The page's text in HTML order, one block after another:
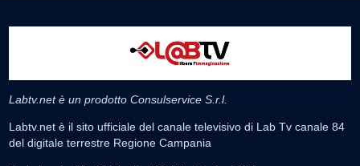
Labtv.net è un prodotto Consulservice S.r.l.
Labtv.net è il sito ufficiale del canale televisivo di Lab Tv canale 84
del digitale terrestre Regione Campania